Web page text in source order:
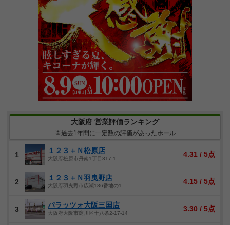
大阪府 営業評価ランキング
※過去1年間に一定数の評価があったホール
1 １２３＋Ｎ松原店
大阪府松原市丹南1丁目317-1
4.31 / 5点
2 １２３＋Ｎ羽曳野店
大阪府羽曳野市広瀬186番地の1
4.15 / 5点
3 パラッツォ大阪三国店
大阪府大阪市淀川区十八条2-17-14
3.30 / 5点